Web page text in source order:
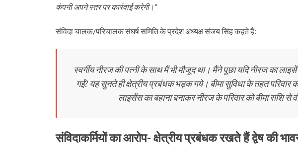
कंपनी अपने स्तर पर कार्रवाई करेगी।”
संविदा चालक/परिचालक संघर्ष समिति के प्रदेश अध्यक्ष संजय सिंह कहते हैं:
स्वर्गीय नीरज की पत्नी के साथ मैं भी मौजूद था। मैंने पूछा यदि नीरज का
गई? यह सुनते ही क्षेत्रीय प्रबंधक भड़क गये। बीमा सुविधा के तहत परिवार
लाइसेंस का बहाना बनाकर नीरज के परिवार को बीमा राशि से
संविदाकर्मियों का आरोप- क्षेत्रीय प्रबंधक रखते हैं द्वेष की